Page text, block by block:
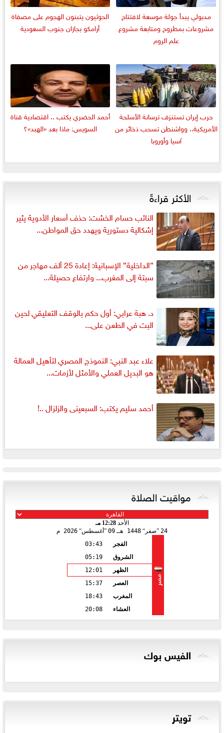
مدبولي يبدأ جولة موسعة لافتتاح
مشروعات بمطروح ومتابعة مشروع
علم الروم
الحوثيون يتبنون الهجوم على مصفاة
أرامكو بجازان جنوب السعودية
حرب إيران تستنزف ترسانة الأسلحة
الأمريكية.. وواشنطن تسحب ذخائر من
آسيا وأوروبا
أحمد الحضري يكتب .. اقتصادية قناة
السويس: ماذا بعد «الهبد»؟
الأكثر قراءةً
النائب حسام الخشت: حذف أسعار الأدوية يثير
إشكالية دستورية ويهدد حق المواطن...
”الداخلية” الإسبانية: إعادة 25 ألف مهاجر من
سبتة إلى المغرب... وارتفاع حصيلة...
د. هبة عرابي: أول حكم بالوقف التعليقي لحين
البت في الطعن على...
علاء عبد النبي: النموذج المصري لتأهيل العمالة
هو البديل العملي والأمثل لأزمات...
أحمد سليم يكتب: السبعينى والزلزال ..!
مواقيت الصلاة
الأحد12:28 مـ
24
صفر 1448 هـ 09 أغسطس 2026 م
مصر
الفجر
03:43
الشروق
05:19
الظهر
12:01
العصر
15:37
المغرب
18:43
العشاء
20:08
الفيس بوك
تويتر